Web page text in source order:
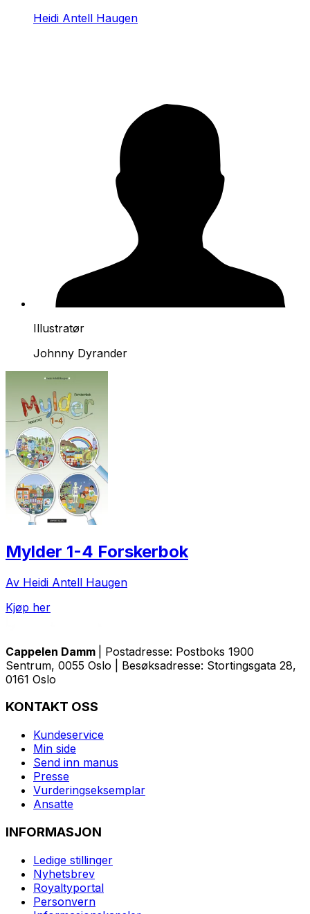
Heidi Antell Haugen
Illustratør
Johnny Dyrander
Mylder 1-4 Forskerbok
Av Heidi Antell Haugen
Kjøp her
Cappelen Damm
| Postadresse: Postboks 1900
Sentrum, 0055 Oslo | Besøksadresse: Stortingsgata 28,
0161 Oslo
KONTAKT OSS
Kundeservice
Min side
Send inn manus
Presse
Vurderingseksemplar
Ansatte
INFORMASJON
Ledige stillinger
Nyhetsbrev
Royaltyportal
Personvern